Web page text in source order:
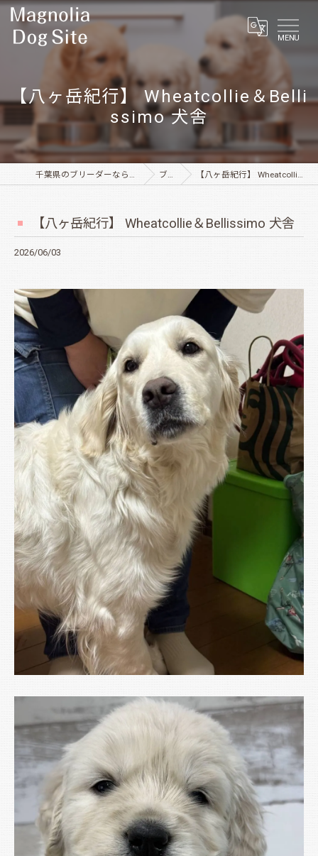
MENU
【八ヶ岳紀行】 Wheatcollie＆Belli
ssimo 犬舎
千葉県のブリーダーならMagnolia Dog Site ブログ 【八ヶ岳紀行】 Wheatcollie＆Bellissimo 犬舎
【八ヶ岳紀行】 Wheatcollie＆Bellissimo 犬舎
2026/06/03